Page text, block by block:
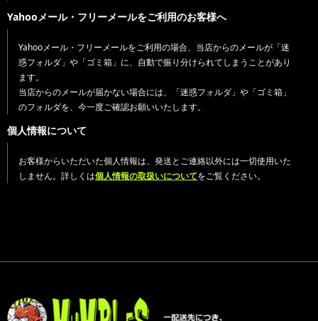
Yahooメール・フリーメールをご利用のお客様へ
Yahooメール・フリーメールをご利用の場合、当店からのメールが「迷
惑フォルダ」や「ゴミ箱」に、自動で振り分けられてしまうことがあり
ます。
当店からのメールが届かない場合には、「迷惑フォルダ」や「ゴミ箱」
のフォルダを、今一度ご確認お願いいたします。
個人情報について
お客様からいただいた個人情報は、発送とご連絡以外には一切使用いた
しません。詳しくは個人情報の取扱いについてをご覧ください。